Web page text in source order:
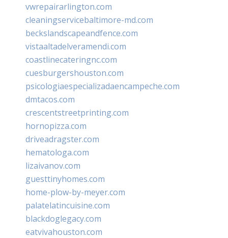
vwrepairarlington.com
cleaningservicebaltimore-md.com
beckslandscapeandfence.com
vistaaltadelveramendi.com
coastlinecateringnc.com
cuesburgershouston.com
psicologiaespecializadaencampeche.com
dmtacos.com
crescentstreetprinting.com
hornopizza.com
driveadragster.com
hematologa.com
lizaivanov.com
guesttinyhomes.com
home-plow-by-meyer.com
palatelatincuisine.com
blackdoglegacy.com
eatvivahouston.com